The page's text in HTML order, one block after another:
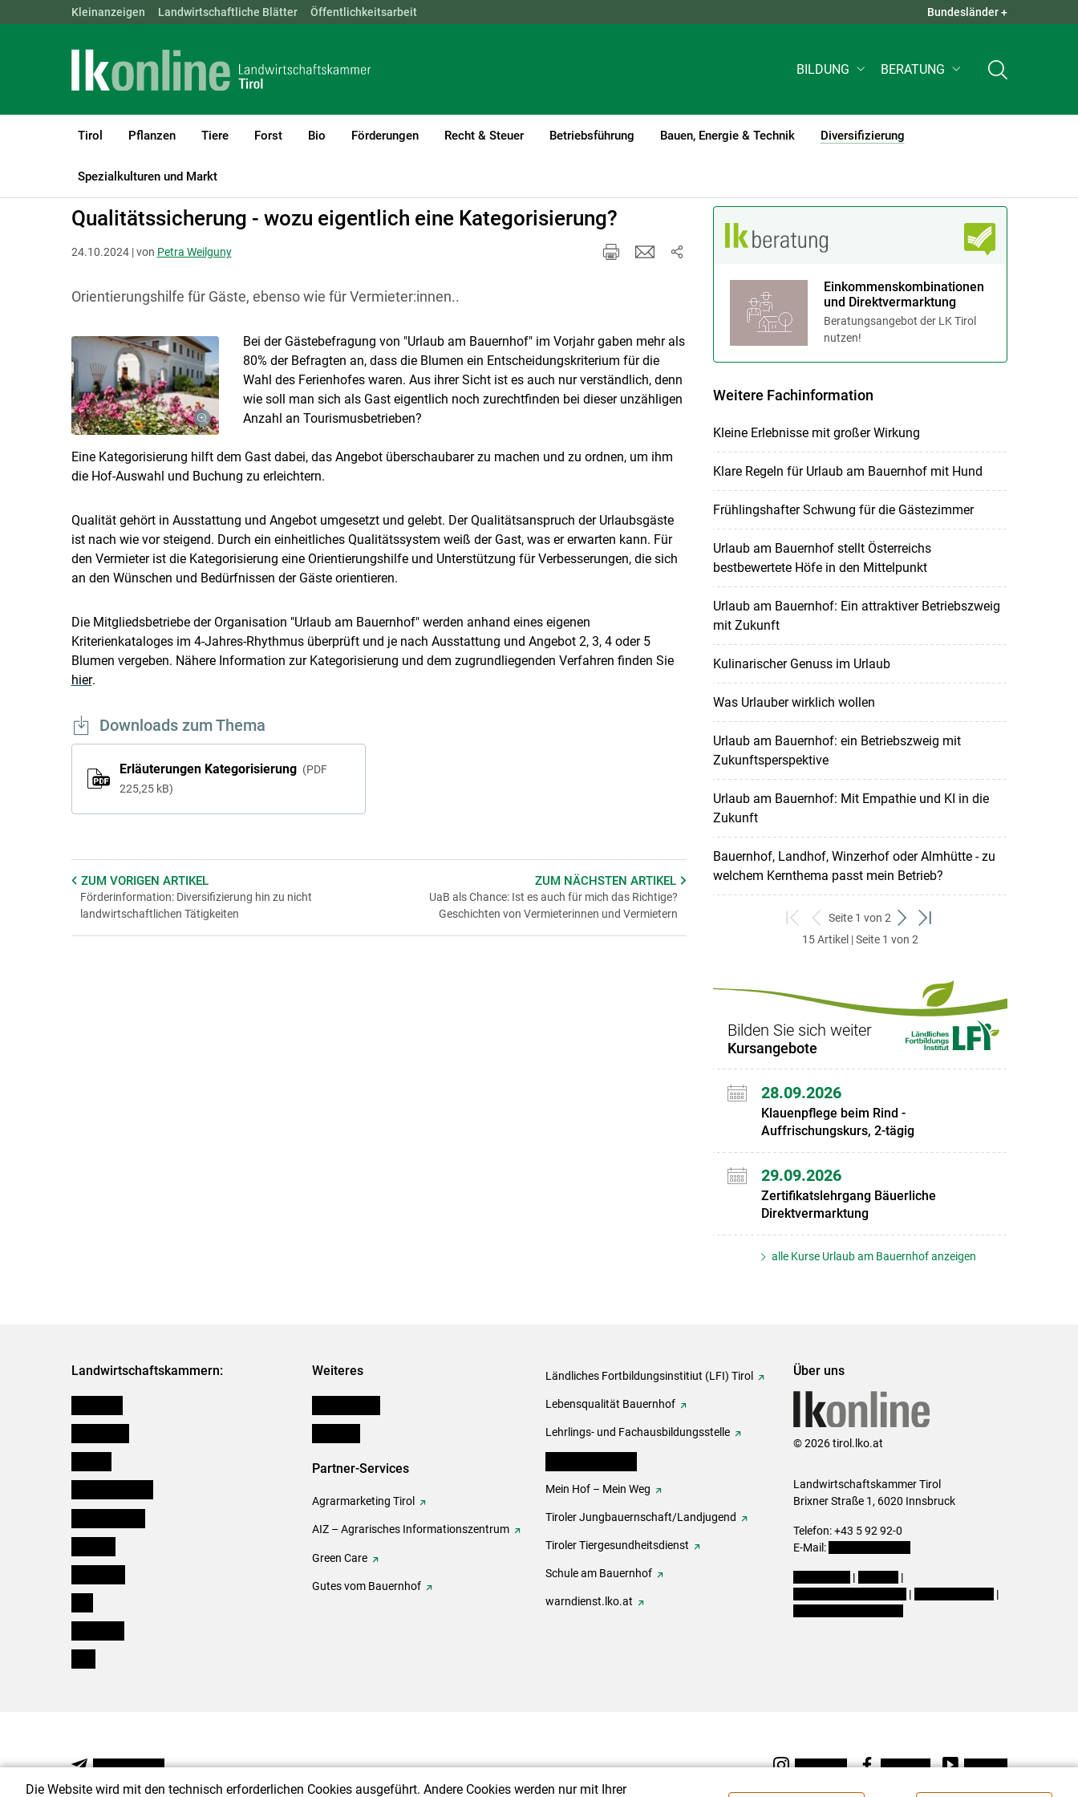
Landwirtschaftskammern: ÖSTERREICH BGLD KTN NÖ OÖ QUICK LINKS +
Kleinanzeigen Landwirtschaftliche Blätter Öffentlichkeitsarbeit Bundesländer +
BILDUNG BERATUNG
Tirol Pflanzen Tiere Forst Bio Förderungen Recht & Steuer Betriebsführung Bauen, Energie & Technik Diversifizierung
(current)1
Spezialkulturen und Markt
LK Tirol Diversifizierung Urlaub am Bauernhof
Qualitätssicherung - wozu eigentlich eine Kategorisierung?
24.10.2024 | von Petra Weilguny
Orientierungshilfe für Gäste, ebenso wie für Vermieter:innen..
Bei der Gästebefragung von "Urlaub am Bauernhof" im Vorjahr gaben mehr als
80% der Befragten an, dass die Blumen ein Entscheidungskriterium für die
Wahl des Ferienhofes waren. Aus ihrer Sicht ist es auch nur verständlich, denn
wie soll man sich als Gast eigentlich noch zurechtfinden bei dieser unzähligen
Anzahl an Tourismusbetrieben?
Eine Kategorisierung hilft dem Gast dabei, das Angebot überschaubarer zu machen und zu ordnen, um ihm
die Hof-Auswahl und Buchung zu erleichtern.
Qualität gehört in Ausstattung und Angebot umgesetzt und gelebt. Der Qualitätsanspruch der Urlaubsgäste
ist nach wie vor steigend. Durch ein einheitliches Qualitätssystem weiß der Gast, was er erwarten kann. Für
den Vermieter ist die Kategorisierung eine Orientierungshilfe und Unterstützung für Verbesserungen, die sich
an den Wünschen und Bedürfnissen der Gäste orientieren.
Die Mitgliedsbetriebe der Organisation "Urlaub am Bauernhof" werden anhand eines eigenen
Kriterienkataloges im 4-Jahres-Rhythmus überprüft und je nach Ausstattung und Angebot 2, 3, 4 oder 5
Blumen vergeben. Nähere Information zur Kategorisierung und dem zugrundliegenden Verfahren finden Sie
hier.
Downloads zum Thema
Erläuterungen Kategorisierung
PDF
225,25 kB
ZUM VORIGEN ARTIKEL
Förderinformation: Diversifizierung hin zu nicht
landwirtschaftlichen Tätigkeiten
ZUM NÄCHSTENARTIKEL
UaB als Chance: Ist es auch für mich das Richtige?
Geschichten von Vermieterinnen und Vermietern
Einkommenskombinationen
und Direktvermarktung
Beratungsangebot der LK Tirol
nutzen!
Weitere Fachinformation
Kleine Erlebnisse mit großer Wirkung
Klare Regeln für Urlaub am Bauernhof mit Hund
Frühlingshafter Schwung für die Gästezimmer
Urlaub am Bauernhof stellt Österreichs
bestbewertete Höfe in den Mittelpunkt
Urlaub am Bauernhof: Ein attraktiver Betriebszweig
mit Zukunft
Kulinarischer Genuss im Urlaub
Was Urlauber wirklich wollen
Urlaub am Bauernhof: ein Betriebszweig mit
Zukunftsperspektive
Urlaub am Bauernhof: Mit Empathie und KI in die
Zukunft
Bauernhof, Landhof, Winzerhof oder Almhütte - zu
welchem Kernthema passt mein Betrieb?
zum
ersten
zurück
zum
Seite 1 von 2
weiter
zum
zum
15 Artikel | Seite 1 von 2
Bilden Sie sich weiter
Kursangebote
28.09.2026
Klauenpflege beim Rind -
Auffrischungskurs, 2-tägig
29.09.2026
Zertifikatslehrgang Bäuerliche
Direktvermarktung
alle Kurse Urlaub am Bauernhof anzeigen
Landwirtschaftskammern: Weiteres
Partner-Services
Agrarmarketing Tirol
AIZ – Agrarisches Informationszentrum
Green Care
Gutes vom Bauernhof
Ländliches Fortbildungsinstitiut (LFI) Tirol
Lebensqualität Bauernhof
Lehrlings- und Fachausbildungsstelle
Mein Hof – Mein Weg
Tiroler Jungbauernschaft/Landjugend
Tiroler Tiergesundheitsdienst
Schule am Bauernhof
warndienst.lko.at
Über uns
© 2026 tirol.lko.at
Landwirtschaftskammer Tirol
Brixner Straße 1, 6020 Innsbruck
Telefon: +43 5 92 92-0
E-Mail:
|
|
|
|
NEWSLETTER Instagram Facebook Youtube
Die Website wird mit den technisch erforderlichen Cookies ausgeführt. Andere Cookies werden nur mit Ihrer